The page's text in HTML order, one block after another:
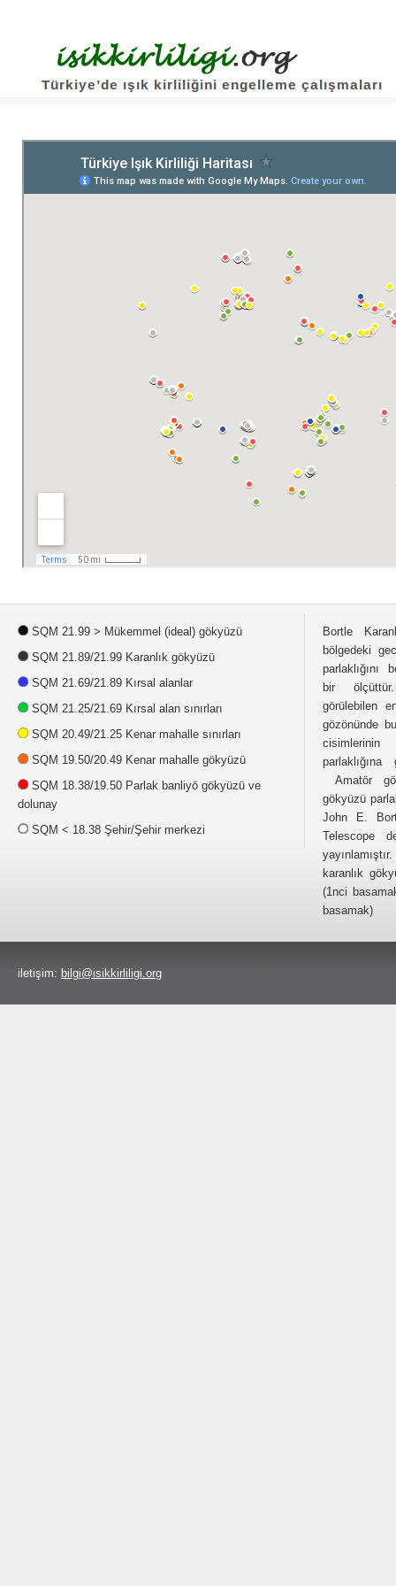
SQM 21.99 > Mükemmel (ideal) gökyüzü
SQM 21.89/21.99 Karanlık gökyüzü
SQM 21.69/21.89 Kırsal alanlar
SQM 21.25/21.69 Kırsal alan sınırları
SQM 20.49/21.25 Kenar mahalle sınırları
SQM 19.50/20.49 Kenar mahalle gökyüzü
SQM 18.38/19.50 Parlak banliyö gökyüzü ve
dolunay
SQM < 18.38 Şehir/Şehir merkezi
Bortle
bölgedeki
parlaklığını
bir
görülebilen
gözönünde
Amatör
gökyüzü
John E.
Telescope
karanlık
(1nci
basamak)
iletişim: bilgi@isikkirliligi.org